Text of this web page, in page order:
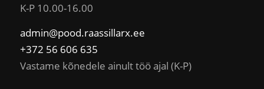
K-P 10.00-16.00
admin@pood.raassillarx.ee
+372 56 606 635
Vastame kõnedele ainult töö ajal (K-P)